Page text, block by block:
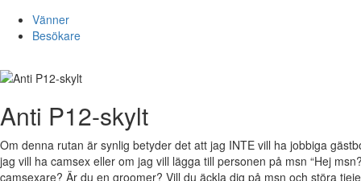
Vänner
Besökare
Anti P12-skylt
Om denna rutan är synlig betyder det att jag INTE vill ha jobbiga
jag vill ha camsex eller om jag vill lägga till personen på msn “Hej
camsexare? Är du en groomer? Vill du äckla dig på msn och störa